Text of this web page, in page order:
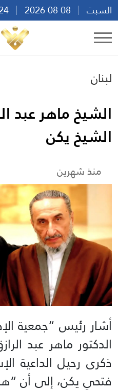
السبت
23:33
لبنان
الشيخ ماهر عبد
الشيخ يكن
منذ شهرين
أشار رئيس “جمعية
الدكتور ماهر عبد
ذكرى رحيل الداعية
فتحي يكن، إلى أن